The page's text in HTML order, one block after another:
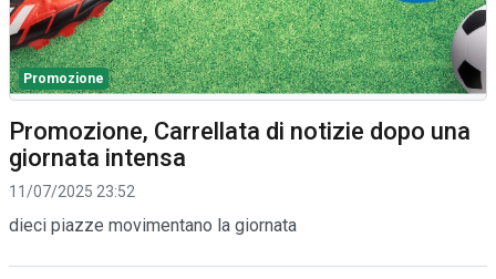
Promozione
Promozione, Carrellata di notizie dopo una
giornata intensa
11/07/2025 23:52
dieci piazze movimentano la giornata